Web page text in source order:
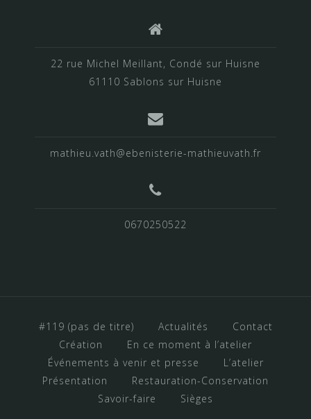
22 rue Michel Meillant, Condé sur Huisne
61110 Sablons sur Huisne
mathieu.vath@ebenisterie-mathieuvath.fr
0670250522
#119 (pas de titre) Actualités
Contact
Création
En ce moment à l’atelier
Événements à venir et presse
L’atelier
Présentation
Restauration-Conservation
Savoir-faire
Sièges